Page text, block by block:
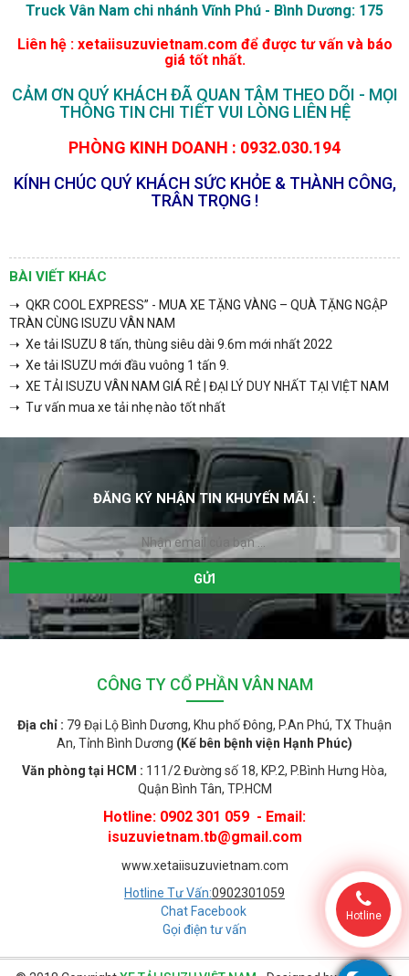
Truck Vân Nam chi nhánh Vĩnh Phú - Bình Dương: 175
Liên hệ : xetaiisuzuvietnam.com để được tư vấn và báo
giá tốt nhất.
CẢM ƠN QUÝ KHÁCH ĐÃ QUAN TÂM THEO DÕI - MỌI
THÔNG TIN CHI TIẾT VUI LÒNG LIÊN HỆ
PHÒNG KINH DOANH : 0932.030.194
KÍNH CHÚC QUÝ KHÁCH SỨC KHỎE & THÀNH CÔNG,
TRÂN TRỌNG !
BÀI VIẾT KHÁC
➝ QKR COOL EXPRESS” - MUA XE TẶNG VÀNG – QUÀ TẶNG NGẬP
TRÀN CÙNG ISUZU VÂN NAM
➝ Xe tải ISUZU 8 tấn, thùng siêu dài 9.6m mới nhất 2022
➝ Xe tải ISUZU mới đầu vuông 1 tấn 9.
➝ XE TẢI ISUZU VÂN NAM GIÁ RẺ | ĐẠI LÝ DUY NHẤT TẠI VIỆT NAM
➝ Tư vấn mua xe tải nhẹ nào tốt nhất
ĐĂNG KÝ NHẬN TIN KHUYẾN MÃI :
CÔNG TY CỔ PHẦN VÂN NAM
Địa chỉ : 79 Đại Lộ Bình Dương, Khu phố Đông, P.An Phú, TX Thuận
An, Tỉnh Bình Dương (Kế bên bệnh viện Hạnh Phúc)
Văn phòng tại HCM : 111/2 Đường số 18, KP.2, P.Bình Hưng Hòa,
Quận Bình Tân, TP.HCM
Hotline: 0902 301 059 - Email:
isuzuvietnam.tb@gmail.com
www.xetaiisuzuvietnam.com
Hotline Tư Vấn:0902301059
Chat Facebook
Gọi điện tư vấn
Hotline